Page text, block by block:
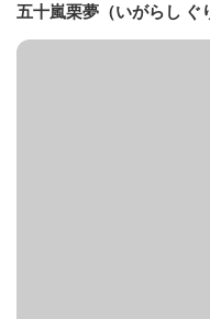
五十嵐栗夢（いがらし ぐ